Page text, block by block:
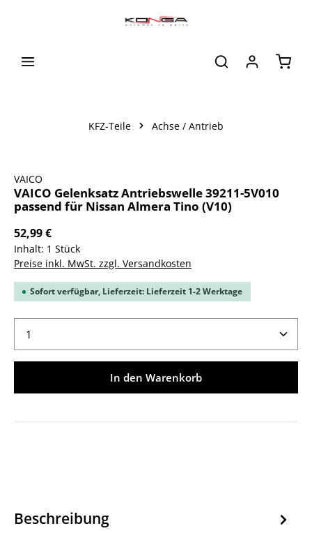
KFZ-Teile Achse / Antrieb
VAICO
VAICO Gelenksatz Antriebswelle 39211-5V010
passend für Nissan Almera Tino (V10)
52,99 €
Inhalt: 1 Stück
Preise inkl. MwSt. zzgl. Versandkosten
Sofort verfügbar, Lieferzeit: Lieferzeit 1-2 Werktage
Produkt Anzahl: Gib den gewünschten Wert ein
In den Warenkorb
Beschreibung